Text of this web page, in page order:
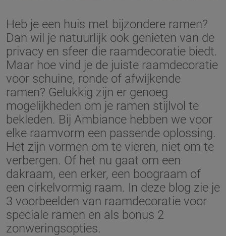
Heb je een huis met bijzondere ramen?
Dan wil je natuurlijk ook genieten van de
privacy en sfeer die raamdecoratie biedt.
Maar hoe vind je de juiste raamdecoratie
voor schuine, ronde of afwijkende
ramen? Gelukkig zijn er genoeg
mogelijkheden om je ramen stijlvol te
bekleden. Bij Ambiance hebben we voor
elke raamvorm een passende oplossing.
Het zijn vormen om te vieren, niet om te
verbergen. Of het nu gaat om een
dakraam, een erker, een boograam of
een cirkelvormig raam. In deze blog zie je
3 voorbeelden van raamdecoratie voor
speciale ramen en als bonus 2
zonweringsopties.